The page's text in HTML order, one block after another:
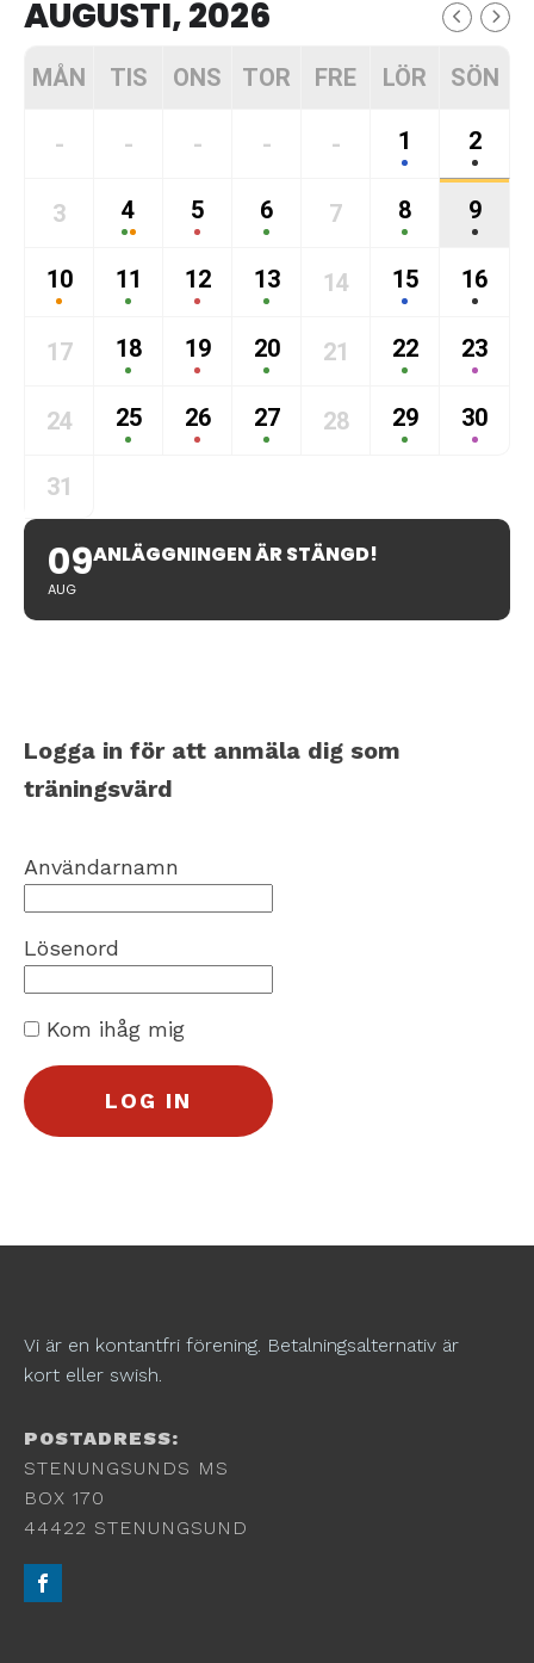
AUGUSTI, 2026
MÅN TIS ONS TOR FRE LÖR SÖN
- - - - - 1 2
3 4 5 6 7 8 9
10 11 12 13 14 15 16
17 18 19 20 21 22 23
24 25 26 27 28 29 30
31
09
AUG
ANLÄGGNINGEN ÄR STÄNGD!
Logga in för att anmäla dig som
träningsvärd
Användarnamn
Lösenord
Kom ihåg mig
Vi är en kontantfri förening. Betalningsalternativ är
kort eller swish.
POSTADRESS:
STENUNGSUNDS MS
BOX 170
44422 STENUNGSUND